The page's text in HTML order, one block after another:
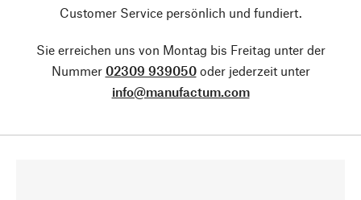
Customer Service persönlich und fundiert.
Sie erreichen uns von Montag bis Freitag unter der
Nummer 02309 939050oder jederzeit unter
info@manufactum.com